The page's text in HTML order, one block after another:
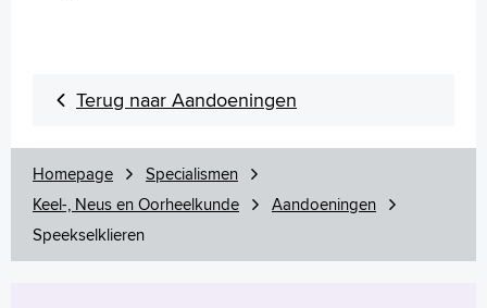
Contact
MijnASz
Terug naar Aandoeningen
Homepage
Specialismen
Keel-, Neus en Oorheelkunde
Aandoeningen
Speekselklieren